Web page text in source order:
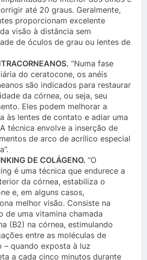
até 20 graus. Geralmente,
proporcionam excelente
visão à distância sem
de óculos de grau ou lentes de
“Numa fase
do ceratocone, os anéis
são indicados para restaurar
da córnea, ou seja, seu
Eles podem melhorar a
às lentes de contato e adiar uma
técnica envolve a inserção de
de arco de acrílico especial
DE COLÁGENO. “O
é uma técnica que endurece a
da córnea, estabiliza o
e, em alguns casos,
melhor visão. Consiste na
de uma vitamina chamada
(B2) na córnea, estimulando
entre as moléculas de
– quando exposta à luz
a cada cinco minutos durante